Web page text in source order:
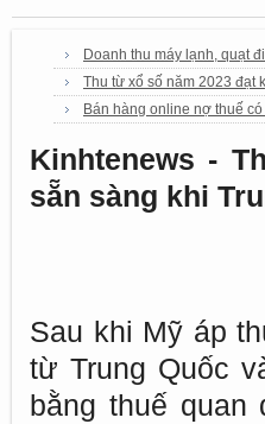
Doanh thu máy lạnh, quạt
Thu từ xổ số năm 2023 đạt
Bán hàng online nợ thuế
Kinhtenews -
sẵn sàng khi
Sau khi Mỹ áp
từ Trung Quốc
bằng thuế